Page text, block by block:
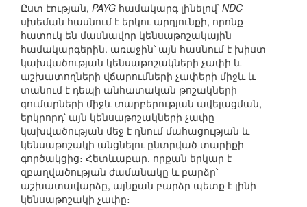
Ըստ էության, PAYG համակարգ լինելով՝ NDC
սխեման հասնում է երկու արդյունքի, որոնք
հատուկ են մասնավոր կենսաթոշակային
համակարգերին. առաջին՝ այն հասնում է խիստ
կախվածության կենսաթոշակների չափի և
աշխատողների վճարումների չափերի միջև և
տանում է դեպի անհատական թոշակների
գումարների միջև տարբերության ավելացման,
երկրորդ՝ այն կենսաթոշակների չափը
կախվածության մեջ է դնում մահացության և
կենսաթոշակի անցնելու ընտրված տարիքի
գործակցից։ Հետևաբար, որքան երկար է
զբաղվածության ժամանակը և բարձր՝
աշխատավարձը, այնքան բարձր պետք է լինի
կենսաթոշակի չափը։